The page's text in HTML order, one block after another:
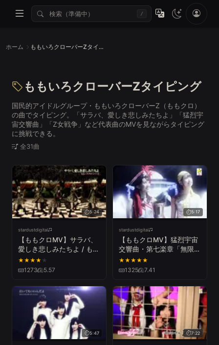
/
ホーム ももいろクローバーZタイピング
ももいろクローバーZタイピング
国民的アイドルグループ・ももいろクローバーZ（ももクロ）
の曲でタイピング。「サラバ、愛しき悲しみたちよ」「猛烈宇
宙交響曲」「Z女戦争」など代表曲のMVを見ながらタイピング
に挑戦できる。
全31曲
5:24
stardustdigital
【ももクロMV】サラバ、
愛しき悲しみたちよ / もも
いろクローバー
Z（MOMOIRO CLOVER Z
KANASHIMI TACHIYO）
★★★★ ★
1273 5.57
5:17
stardustdigital
【ももクロMV】猛烈宇宙
交響曲・第七楽章「無限の
愛」 / ももいろクローバー
Z（MOURETSU UCHUU
NANA GAKUSHOU
"MUGEN NO AI”）
★★★★★
1325 7.41
5:47 7:22